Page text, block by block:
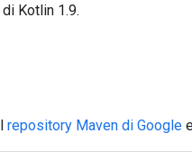
Kotlin 1.9.
repository Maven di Google